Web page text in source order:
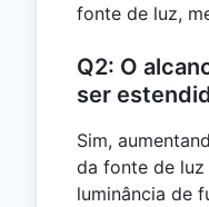
fonte de luz,
Q2: O
ser
Sim,
da fonte de
luminância de